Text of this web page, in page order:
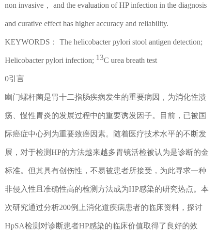
non invasive ， and the evaluation of HP infection in the diagnosis
and curative effect has higher accuracy and reliability.
KEYWORDS ： The helicobacter pylori stool antigen detection;
Helicobacter pylori infection; 13C urea breath test
0引言
幽门螺杆菌是胃十二指肠疾病发生的重要病因，为消化性溃
疡、慢性胃炎的发展过程中的重要诱发因子。目前，已被国
际癌症中心列为重要致癌因素。随着医疗技术水平的不断发
展，对于检测HP的方法越来越多胃镜活检被认为是诊断的金
标准。但其具有创伤性，不易被患者所接受，为此寻求一种
非侵入性且准确性高的检测方法成为HP感染的研究热点。本
次研究通过分析200例上消化道疾病患者的临床资料，探讨
HpSA检测对诊断患者HP感染的临床价值取得了良好的效